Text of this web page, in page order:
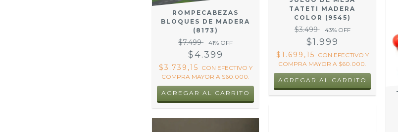
ROMPECABEZAS
BLOQUES DE MADERA
(8173)
$7.499 41% OFF
$4.399
$3.739,15 CON EFECTIVO Y
COMPRA MAYOR A $60.000.
AGREGAR AL CARRITO
TATETI MADERA
COLOR (9545)
$3.499 43% OFF
$1.999
$1.699,15 CON EFECTIVO Y
COMPRA MAYOR A $60.000.